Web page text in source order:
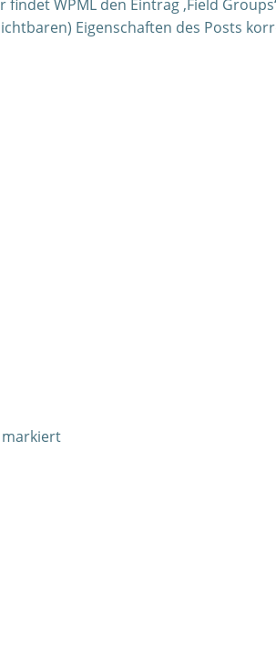
WPML den Eintrag ‚Field
Eigenschaften des Posts
markiert